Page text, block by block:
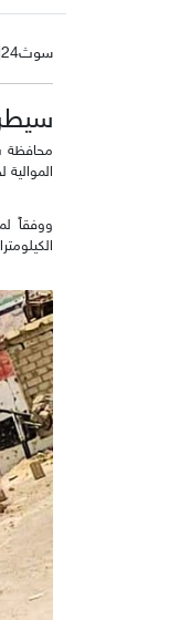
سوث24| شبوة
محافظة